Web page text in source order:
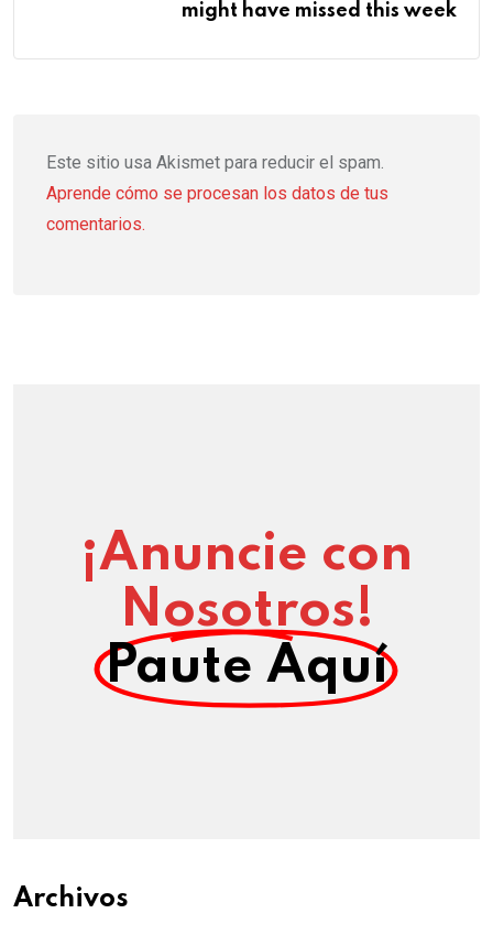
might have missed this week
Este sitio usa Akismet para reducir el spam.
Aprende cómo se procesan los datos de tus
comentarios.
¡Anuncie con
Nosotros!
Paute Aquí
Archivos